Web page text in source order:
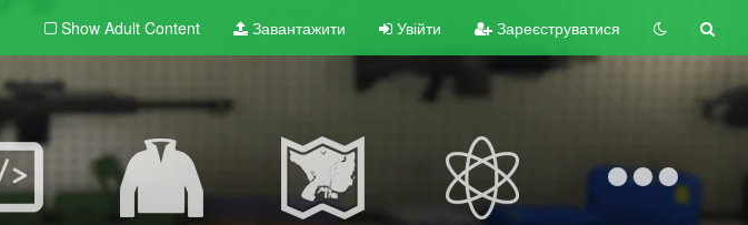
Show Adult Content Завантажити Увійти Зареєструватися